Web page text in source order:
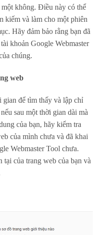
không. Điều này có thể
kiếm và làm cho một phiên
Hãy đảm bảo rằng bạn đã
khoản Google Webmaster
chúng.
web
để tìm thấy và lập chỉ
sau một thời gian dài mà
của bạn, hãy kiểm tra
của mình chưa và đã khai
Webmaster Tool chưa.
của trang web của bạn và